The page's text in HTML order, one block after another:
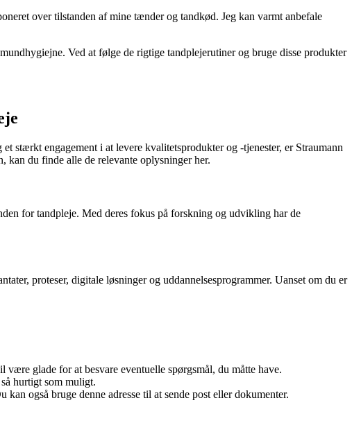
over tilstanden af mine tænder og tandkød. Jeg kan varmt anbefale
Ved at følge de rigtige tandplejerutiner og bruge disse produkter
stærkt engagement i at levere kvalitetsprodukter og -tjenester, er Straumann
kan du finde alle de relevante oplysninger her.
for tandpleje. Med deres fokus på forskning og udvikling har de
proteser, digitale løsninger og uddannelsesprogrammer. Uanset om du er
glade for at besvare eventuelle spørgsmål, du måtte have.
hurtigt som muligt.
også bruge denne adresse til at sende post eller dokumenter.